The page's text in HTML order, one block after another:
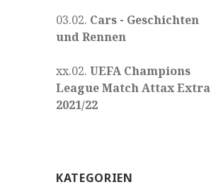
03.02. Cars - Geschichten
und Rennen
xx.02.UEFA Champions
League Match Attax Extra
2021/22
KATEGORIEN